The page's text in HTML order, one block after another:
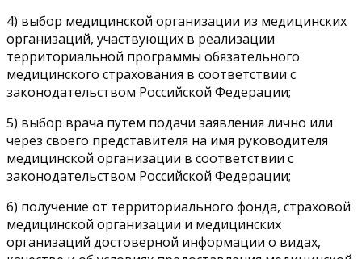
4) выбор медицинской организации из медицинских
организаций, участвующих в реализации
территориальной программы обязательного
медицинского страхования в соответствии с
законодательством Российской Федерации;
5) выбор врача путем подачи заявления лично или
через своего представителя на имя руководителя
медицинской организации в соответствии с
законодательством Российской Федерации;
6) получение от территориального фонда, страховой
медицинской организации и медицинских
организаций достоверной информации о видах,